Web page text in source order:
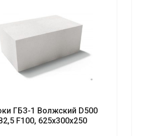
ГБЗ-1 Волжский D500
F100, 625х300х250